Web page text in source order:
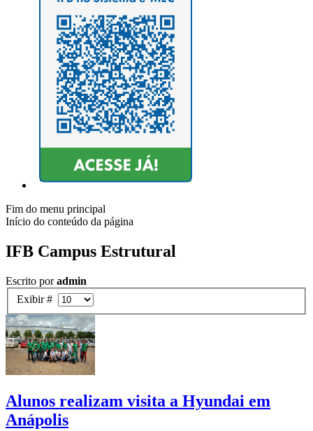
Fim do menu principal
Início do conteúdo da página
IFB Campus Estrutural
Escrito poradmin
Exibir #
Alunos realizam visita a Hyundai em
Anápolis